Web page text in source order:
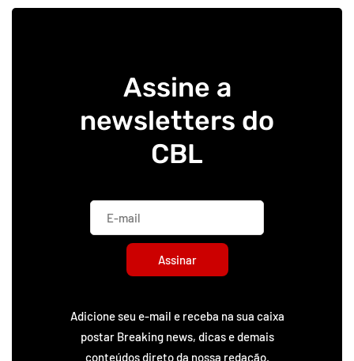
Assine a
newsletters do
CBL
Assinar
Adicione seu e-mail e receba na sua caixa
postar Breaking news, dicas e demais
conteúdos direto da nossa redação.